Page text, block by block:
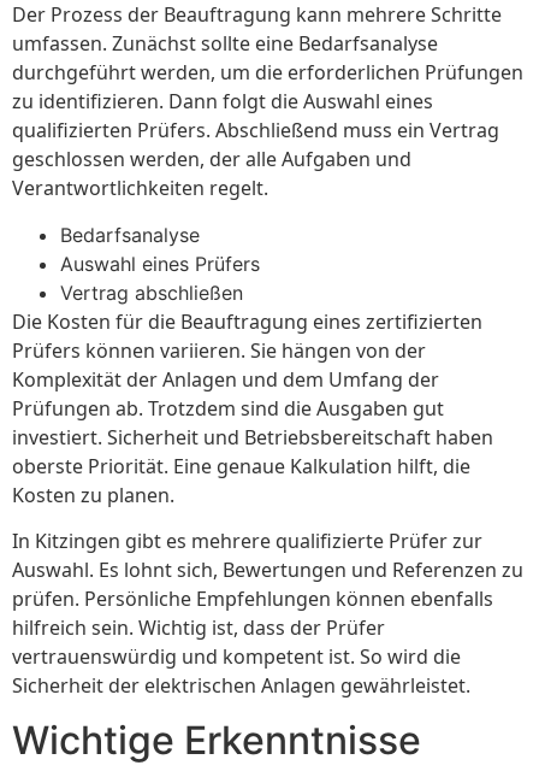
Der Prozess der Beauftragung kann mehrere Schritte
umfassen. Zunächst sollte eine Bedarfsanalyse
durchgeführt werden, um die erforderlichen Prüfungen
zu identifizieren. Dann folgt die Auswahl eines
qualifizierten Prüfers. Abschließend muss ein Vertrag
geschlossen werden, der alle Aufgaben und
Verantwortlichkeiten regelt.
Bedarfsanalyse
Auswahl eines Prüfers
Vertrag abschließen
Die Kosten für die Beauftragung eines zertifizierten
Prüfers können variieren. Sie hängen von der
Komplexität der Anlagen und dem Umfang der
Prüfungen ab. Trotzdem sind die Ausgaben gut
investiert. Sicherheit und Betriebsbereitschaft haben
oberste Priorität. Eine genaue Kalkulation hilft, die
Kosten zu planen.
In Kitzingen gibt es mehrere qualifizierte Prüfer zur
Auswahl. Es lohnt sich, Bewertungen und Referenzen zu
prüfen. Persönliche Empfehlungen können ebenfalls
hilfreich sein. Wichtig ist, dass der Prüfer
vertrauenswürdig und kompetent ist. So wird die
Sicherheit der elektrischen Anlagen gewährleistet.
Wichtige Erkenntnisse